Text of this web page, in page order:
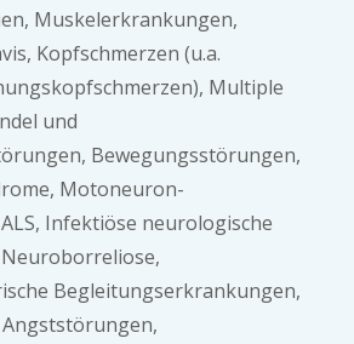
Muskelerkrankungen,
Kopfschmerzen (u.a.
Multiple
und
Bewegungsstörungen,
Motoneuron-
Infektiöse neurologische
Begleitungserkrankungen,